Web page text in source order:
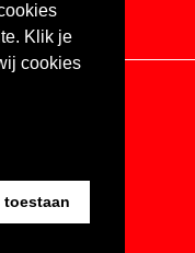
Klik je
cookies
toestaan